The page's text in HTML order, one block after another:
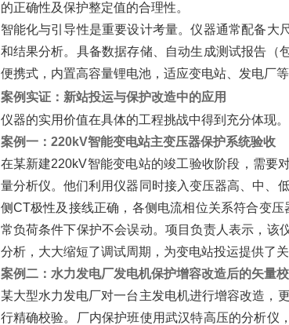
的正确性及保护整定值的合理性。
智能化与引导性是重要设计考量。仪器通常配备
和结果分析。具备数据存储、自动生成测试报告（
便携式，内置高容量锂电池，适应变电站、发电厂
案例实证：新站投运与保护改造中的应用
仪器的实用价值在具体的工程挑战中得到充分体现
案例一：220kV智能变电站主变压器保护系统验收
在某新建220kV智能变电站的竣工验收阶段，需要
量分析仪。他们利用仪器同时接入变压器高、中、
侧CT极性及接线正确，各侧电流相位关系符合变
常负荷条件下保护不会误动。项目负责人表示，该
分析，大大缩短了调试周期，为变电站投运提供了关
案例二：水力发电厂发电机保护增容改造后的矢量
某大型水力发电厂对一台主发电机进行增容改造，
行精确校验。厂内保护班使用武汉特高压的分析仪